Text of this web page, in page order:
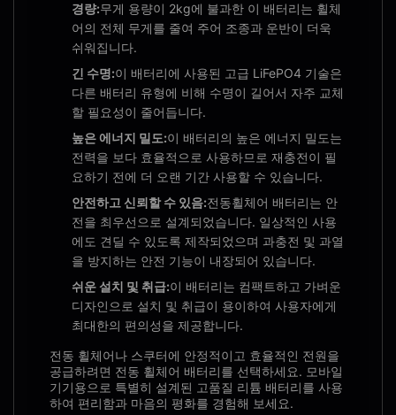
경량:무게 용량이 2kg에 불과한 이 배터리는 휠체
어의 전체 무게를 줄여 주어 조종과 운반이 더욱
쉬워집니다.
긴 수명:이 배터리에 사용된 고급 LiFePO4 기술은
다른 배터리 유형에 비해 수명이 길어서 자주 교체
할 필요성이 줄어듭니다.
높은 에너지 밀도:이 배터리의 높은 에너지 밀도는
전력을 보다 효율적으로 사용하므로 재충전이 필
요하기 전에 더 오랜 기간 사용할 수 있습니다.
안전하고 신뢰할 수 있음:전동휠체어 배터리는 안
전을 최우선으로 설계되었습니다. 일상적인 사용
에도 견딜 수 있도록 제작되었으며 과충전 및 과열
을 방지하는 안전 기능이 내장되어 있습니다.
쉬운 설치 및 취급:이 배터리는 컴팩트하고 가벼운
디자인으로 설치 및 취급이 용이하여 사용자에게
최대한의 편의성을 제공합니다.
전동 휠체어나 스쿠터에 안정적이고 효율적인 전원을
공급하려면 전동 휠체어 배터리를 선택하세요. 모바일
기기용으로 특별히 설계된 고품질 리튬 배터리를 사용
하여 편리함과 마음의 평화를 경험해 보세요.